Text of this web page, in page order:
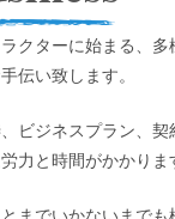
クターに始まる、多
伝い致します。
ビジネスプラン、
力と時間がかかりま
までいかないまでも